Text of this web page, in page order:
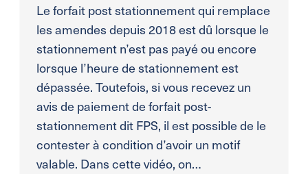
Le forfait post stationnement qui remplace
les amendes depuis 2018 est dû lorsque le
stationnement n’est pas payé ou encore
lorsque l’heure de stationnement est
dépassée. Toutefois, si vous recevez un
avis de paiement de forfait post-
stationnement dit FPS, il est possible de le
contester à condition d’avoir un motif
valable. Dans cette vidéo, on…